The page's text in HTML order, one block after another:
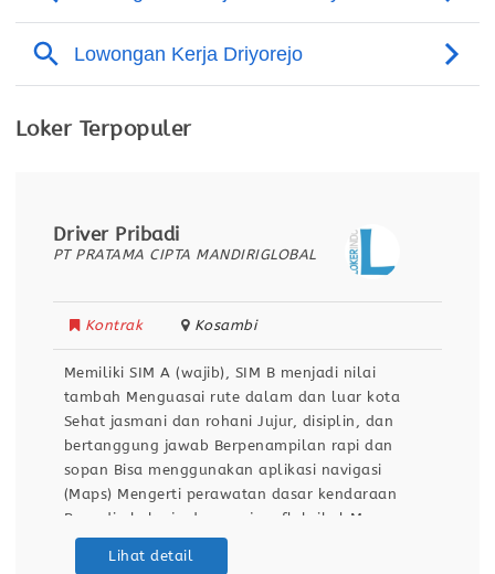
Loker Terpopuler
Driver Pribadi
PT PRATAMA CIPTA MANDIRIGLOBAL
Kontrak Kosambi
Memiliki SIM A (wajib), SIM B menjadi nilai
tambah Menguasai rute dalam dan luar kota
Sehat jasmani dan rohani Jujur, disiplin, dan
bertanggung jawab Berpenampilan rapi dan
sopan Bisa menggunakan aplikasi navigasi
(Maps) Mengerti perawatan dasar kendaraan
Bersedia bekerja dengan jam fleksibel Mampu
bekerja dibawah tekanan Tidak memiliki catatan
Lihat detail